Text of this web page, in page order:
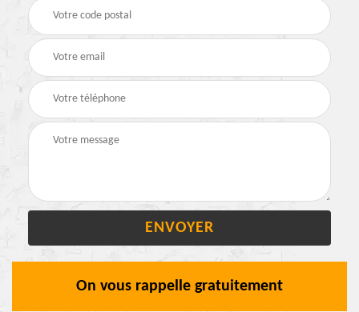
On vous rappelle gratuitement